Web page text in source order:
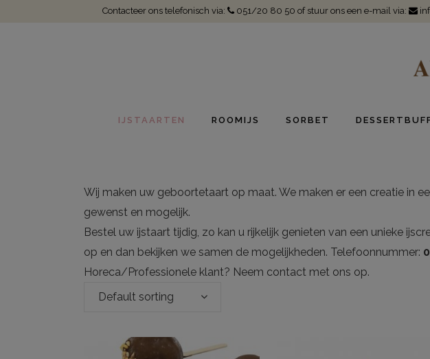
Contacteer ons telefonisch via: 051/20 80 50of stuur ons een e-mail via:
IJSTAARTEN ROOMIJS SORBET
Wij maken uw geboortetaart op maat. We maken er een creatie in
gewenst en mogelijk.
Bestel uw ijstaart tijdig, zo kan u rijkelijk genieten van een unieke
op en dan bekijken we samen de mogelijkheden. Telefoonnummer:
Horeca/Professionele klant? Neem contact met ons op.
Default sorting